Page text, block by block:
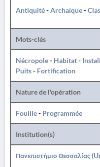
Antiquité-Archaïque-
Mots-clés
Nécropole- Habitat-
Puits- Fortification
Nature de l'opération
Fouille- Programmée
Institution(s)
Πανεπιστήμιο Θεσσαλίας